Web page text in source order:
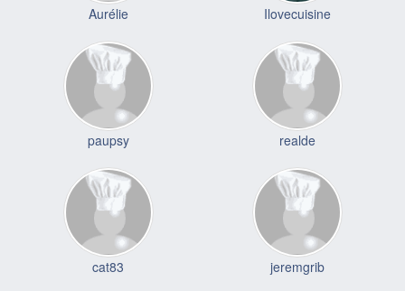
Aurélie Ilovecuisine
paupsy realde
cat83 jeremgrib